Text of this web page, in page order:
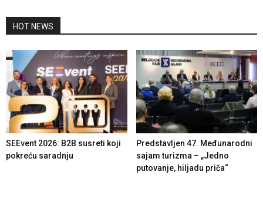
HOT NEWS
SEEvent 2026: B2B susreti koji
pokreću saradnju
Predstavljen 47. Međunarodni
sajam turizma – „Jedno
putovanje, hiljadu priča“